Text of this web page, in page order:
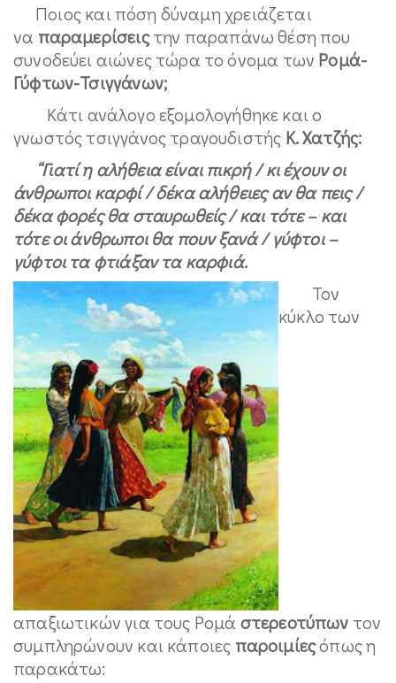
Ποιος και πόση δύναμη χρειάζεται
να παραμερίσειςτην παραπάνω θέση που
συνοδεύει αιώνες τώρα το όνομα των Ρομά-
Γύφτων-Τσιγγάνων;
Κάτι ανάλογο εξομολογήθηκε και ο
γνωστός τσιγγάνος τραγουδιστής Κ. Χατζής:
“Γιατί η αλήθεια είναι πικρή / κι έχουν οι
άνθρωποι καρφί / δέκα αλήθειες αν θα πεις /
δέκα φορές θα σταυρωθείς / και τότε – και
τότε οι άνθρωποι θα πουν ξανά / γύφτοι –
γύφτοι τα φτιάξαν τα καρφιά.
Τον
κύκλο των
απαξιωτικών για τους Ρομά στερεοτύπων τον
συμπληρώνουν και κάποιες παροιμίεςόπως η
παρακάτω: